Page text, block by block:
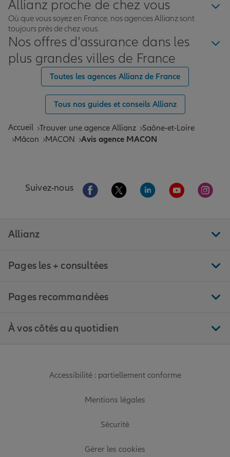
Allianz proche de chez vous
Où que vous soyez en France, nos agences Allianz sont
toujours près de chez vous.
Nos offres d'assurance dans les
plus grandes villes de France
Toutes les agences Allianz de France
Tous nos guides et conseils Allianz
Accueil Trouver une agence Allianz
Saône-et-Loire
Mâcon
MACON Avis agence MACON
Suivez-nous Aller sur la page Facebook de Allianz
Aller sur la page Twitter de
Aller sur la page
Aller sur la
Aller
Allianz
Pages les + consultées
Pages recommandées
À vos côtés au quotidien
Accessibilité : partiellement conforme
Mentions légales
Sécurité
Gérer les cookies